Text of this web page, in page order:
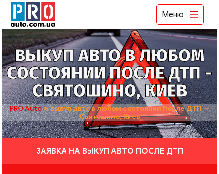
Меню
ВЫКУП АВТО В ЛЮБОМ
СОСТОЯНИИ ПОСЛЕ ДТП -
СВЯТОШИНО, КИЕВ
PRO Auto➤выкуп авто в любом состоянии после ДТП —
Святошино, Киев
ЗАЯВКА НА ВЫКУП АВТО ПОСЛЕ ДТП